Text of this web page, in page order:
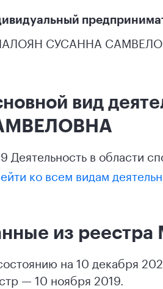
СУСАННА
вид
Деятельность в области
ко всем видам
из
на 10 декабря
— 10 ноября 2019.